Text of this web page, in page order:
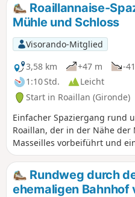
Roaillannaise-
Mühle und Schloss
Visorando-Mitglied
3,58 km
+47 m
-
1:10 Std.
Leicht
Start in Roaillan (Gironde)
Einfacher Spaziergang rund
Roaillan, der in der Nähe der
Masseilles vorbeiführt und
auf das Schloss
Rundweg durch
ehemaligen Bahnhof